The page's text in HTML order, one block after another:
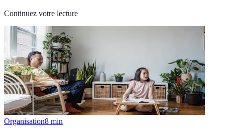
Continuez votre lecture
Organisation8 min